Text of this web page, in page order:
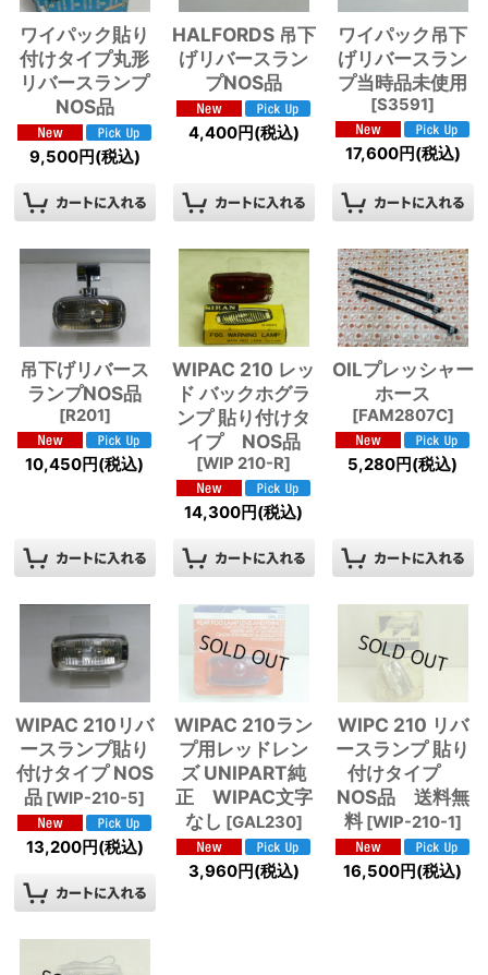
絞り込む
ワイパック貼り
付けタイプ丸形
リバースランプ
NOS品
9,500円(税込)
HALFORDS 吊下
げリバースラン
プNOS品
4,400円(税込)
ワイパック吊下
げリバースラン
プ当時品未使用
[S3591]
17,600円(税込)
吊下げリバース
ランプNOS品
[R201]
10,450円(税込)
WIPAC 210 レッ
ド バックホグラ
ンプ 貼り付けタ
イプ NOS品
[WIP 210-R]
14,300円(税込)
OILプレッシャー
ホース
[FAM2807C]
5,280円(税込)
WIPAC 210リバ
ースランプ貼り
付けタイプ NOS
品 [WIP-210-5]
13,200円(税込)
WIPAC 210ラン
プ用レッドレン
ズ UNIPART純
正 WIPAC文字
なし [GAL230]
3,960円(税込)
WIPC 210 リバ
ースランプ 貼り
付けタイプ
NOS品 送料無
料 [WIP-210-1]
16,500円(税込)